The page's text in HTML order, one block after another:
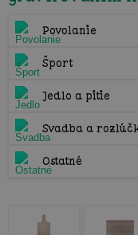
Povolanie
Šport
Jedlo a pitie
Svadba a
Ostatné